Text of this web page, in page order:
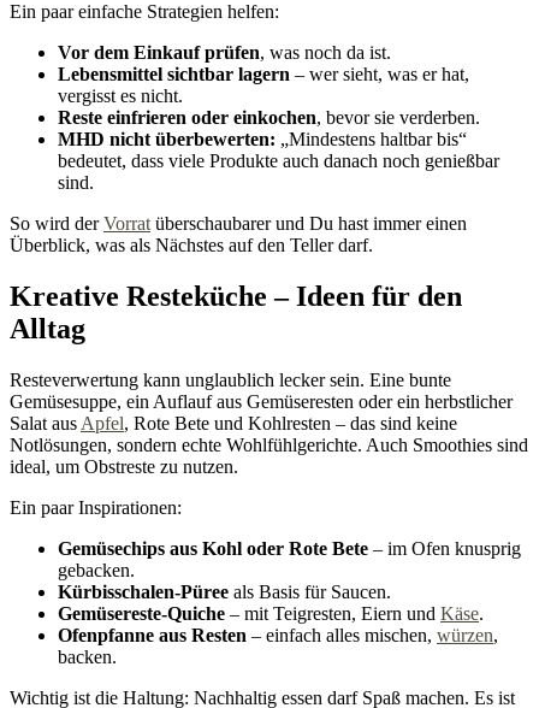
Ein paar einfache Strategien helfen:
Vor dem Einkauf prüfen, was noch da ist.
Lebensmittel sichtbar lagern – wer sieht, was er hat,
vergisst es nicht.
Reste einfrieren oder einkochen, bevor sie verderben.
MHD nicht überbewerten: „Mindestens haltbar bis“
bedeutet, dass viele Produkte auch danach noch genießbar
sind.
So wird derVorrat überschaubarer und Du hast immer einen
Überblick, was als Nächstes auf den Teller darf.
Kreative Resteküche – Ideen für den
Alltag
Resteverwertung kann unglaublich lecker sein. Eine bunte
Gemüsesuppe, ein Auflauf aus Gemüseresten oder ein herbstlicher
Salat aus Apfel, Rote Bete und Kohlresten – das sind keine
Notlösungen, sondern echte Wohlfühlgerichte. Auch Smoothies sind
ideal, um Obstreste zu nutzen.
Ein paar Inspirationen:
Gemüsechips aus Kohl oder Rote Bete – im Ofen knusprig
gebacken.
Kürbisschalen-Püree als Basis für Saucen.
Gemüsereste-Quiche – mit Teigresten, Eiern und Käse.
Ofenpfanne aus Resten – einfach alles mischen, würzen,
backen.
Wichtig ist die Haltung: Nachhaltig essen darf Spaß machen. Es ist